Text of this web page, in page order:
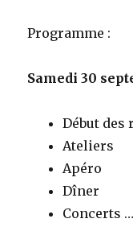
Programme :
Samedi 30
Début des
Ateliers
Apéro
Dîner
Concerts …